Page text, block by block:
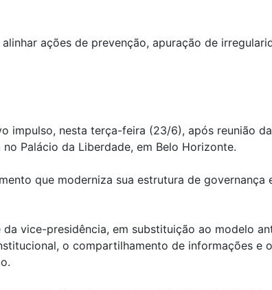
ações de prevenção, apuração de
impulso, nesta terça-feira (23/6), após reunião
Palácio da Liberdade, em Belo Horizonte.
que moderniza sua estrutura de governança
vice-presidência, em substituição ao modelo
o compartilhamento de informações e o